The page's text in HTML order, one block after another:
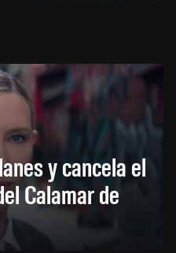
y cancela el
Calamar de